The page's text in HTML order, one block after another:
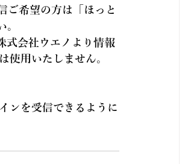
ご希望の方は「
ほっと
式会社ウエノより情報
使用いたしません。
ンを受信できるように